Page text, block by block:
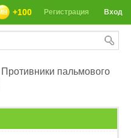
Вход
Регистрация
+100
Противники пальмового